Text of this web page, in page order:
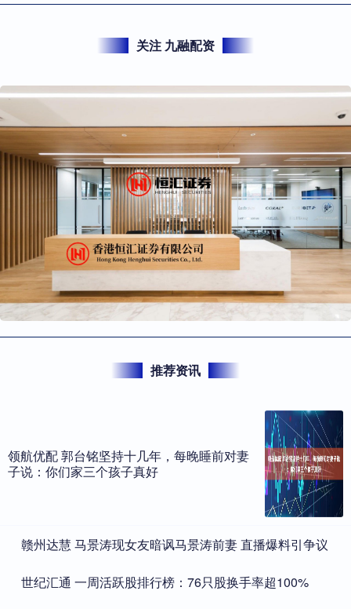
关注 九融配资
推荐资讯
领航优配 郭台铭坚持十几年，每晚睡前对妻
子说：你们家三个孩子真好
​赣州达慧 马景涛现女友暗讽马景涛前妻 直播爆料引争议
​世纪汇通 一周活跃股排行榜：76只股换手率超100%